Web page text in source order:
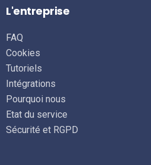
L'entreprise
FAQ
Cookies
Tutoriels
Intégrations
Pourquoi nous
Etat du service
Sécurité et RGPD